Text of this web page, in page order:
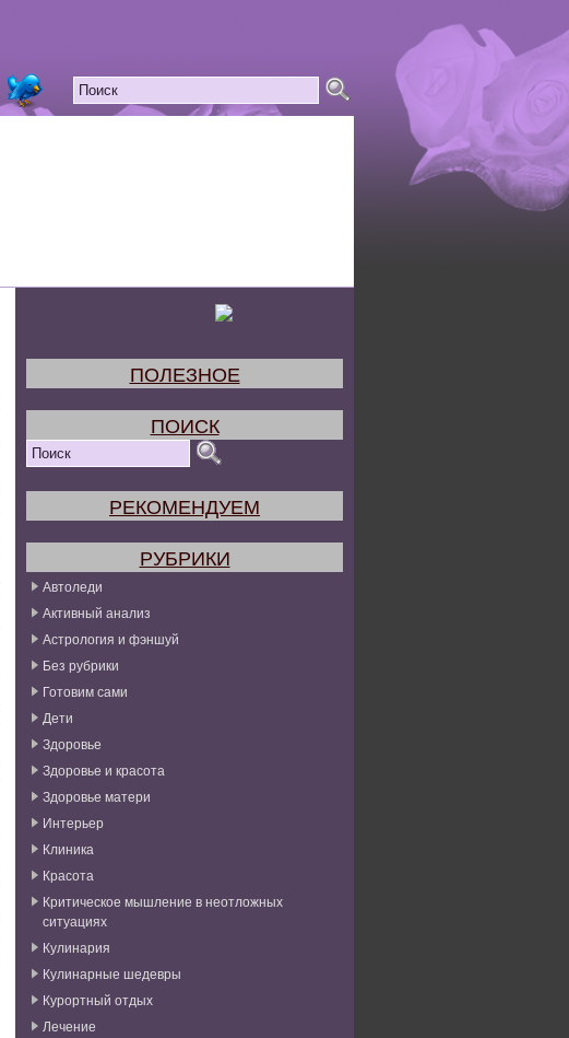
ПОЛЕЗНОЕ
ПОИСК
РЕКОМЕНДУЕМ
РУБРИКИ
Автоледи
Активный анализ
Астрология и фэншуй
Без рубрики
Готовим сами
Дети
Здоровье
Здоровье и красота
Здоровье матери
Интерьер
Клиника
Красота
Критическое мышление в неотложных
ситуациях
Кулинария
Кулинарные шедевры
Курортный отдых
Лечение